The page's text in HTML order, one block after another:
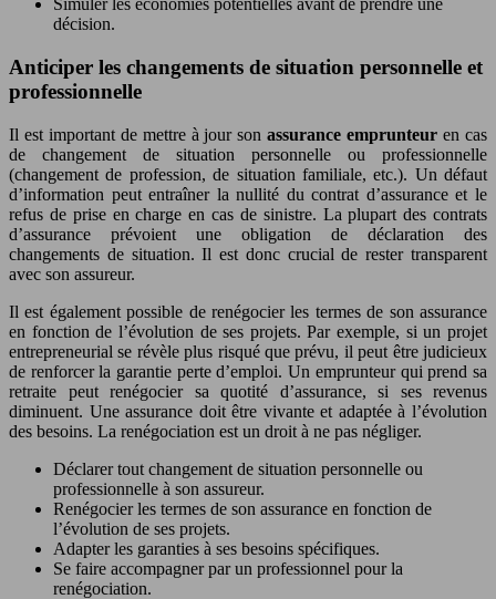
Simuler les économies potentielles avant de prendre une
décision.
Anticiper les changements de situation personnelle et
professionnelle
Il est important de mettre à jour sonassurance emprunteuren cas
de changement de situation personnelle ou professionnelle
(changement de profession, de situation familiale, etc.). Un défaut
d’information peut entraîner la nullité du contrat d’assurance et le
refus de prise en charge en cas de sinistre. La plupart des contrats
d’assurance prévoient une obligation de déclaration des
changements de situation. Il est donc crucial de rester transparent
avec son assureur.
Il est également possible de renégocier les termes de son assurance
en fonction de l’évolution de ses projets. Par exemple, si un projet
entrepreneurial se révèle plus risqué que prévu, il peut être judicieux
de renforcer la garantie perte d’emploi. Un emprunteur qui prend sa
retraite peut renégocier sa quotité d’assurance, si ses revenus
diminuent. Une assurance doit être vivante et adaptée à l’évolution
des besoins. La renégociation est un droit à ne pas négliger.
Déclarer tout changement de situation personnelle ou
professionnelle à son assureur.
Renégocier les termes de son assurance en fonction de
l’évolution de ses projets.
Adapter les garanties à ses besoins spécifiques.
Se faire accompagner par un professionnel pour la
renégociation.